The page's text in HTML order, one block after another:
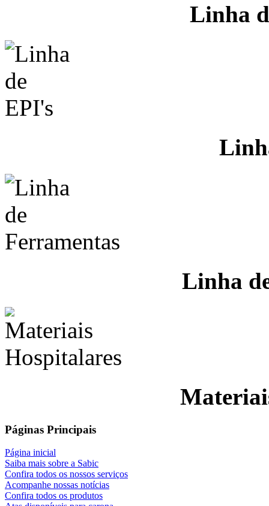
Linha
Linha
Páginas Principais
Página inicial
Saiba mais sobre a Sabic
Confira todos os nossos serviços
Acompanhe nossas notícias
Confira todos os produtos